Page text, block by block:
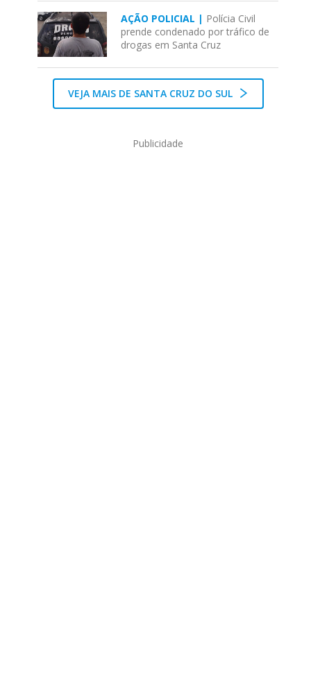
AÇÃO POLICIAL | Polícia Civil
prende condenado por tráfico de
drogas em Santa Cruz
VEJA MAIS DE SANTA CRUZ DO SUL
Publicidade